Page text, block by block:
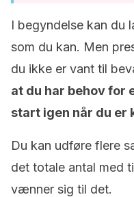
I begyndelse kan du
som du kan. Men
du ikke er vant til
at du har behov for
start igen når du er
Du kan udføre flere
det totale antal med
vænner sig til det.